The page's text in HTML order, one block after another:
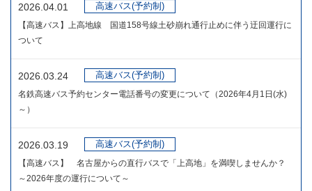
2026.04.01 高速バス(予約制)
【高速バス】上高地線 国道158号線土砂崩れ通行止めに伴う迂回運行に
ついて
2026.03.24 高速バス(予約制)
名鉄高速バス予約センター電話番号の変更について（2026年4月1日(水)
～）
2026.03.19 高速バス(予約制)
【高速バス】 名古屋からの直行バスで「上高地」を満喫しませんか？
～2026年度の運行について～